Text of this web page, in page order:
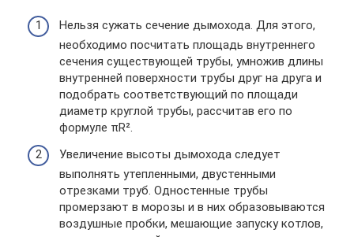
Нельзя сужать сечение дымохода. Для этого,
необходимо посчитать площадь внутреннего
сечения существующей трубы, умножив длины
внутренней поверхности трубы друг на друга и
подобрать соответствующий по площади
диаметр круглой трубы, рассчитав его по
формуле πR².
Увеличение высоты дымохода следует
выполнять утепленными, двустенными
отрезками труб. Одностенные трубы
промерзают в морозы и в них образовываются
воздушные пробки, мешающие запуску котлов,